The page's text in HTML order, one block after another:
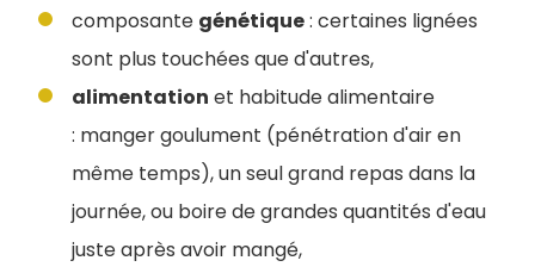
composante génétique: certaines lignées
sont plus touchées que d'autres,
alimentation et habitude alimentaire
: manger goulument (pénétration d'air en
même temps), un seul grand repas dans la
journée, ou boire de grandes quantités d'eau
juste après avoir mangé,